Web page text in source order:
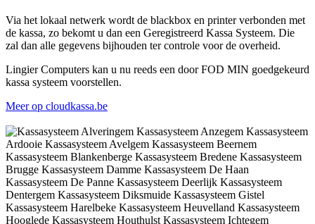
Via het lokaal netwerk wordt de blackbox en printer verbonden met
de kassa, zo bekomt u dan een Geregistreerd Kassa Systeem. Die
zal dan alle gegevens bijhouden ter controle voor de overheid.
Lingier Computers kan u nu reeds een door FOD MIN goedgekeurd
kassa systeem voorstellen.
Meer op cloudkassa.be